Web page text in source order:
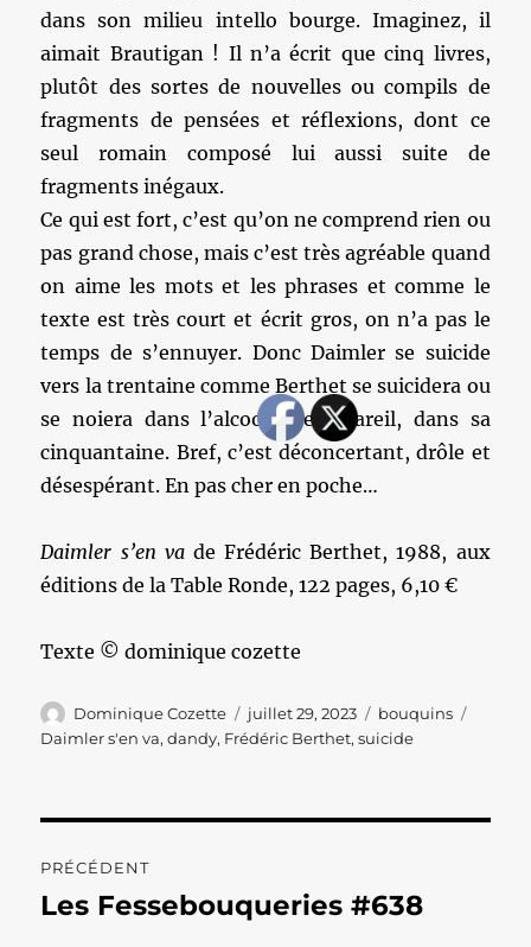
dans son milieu intello bourge. Imaginez, il
aimait Brautigan ! Il n’a écrit que cinq livres,
plutôt des sortes de nouvelles ou compils de
fragments de pensées et réflexions, dont ce
seul romain composé lui aussi suite de
fragments inégaux.
Ce qui est fort, c’est qu’on ne comprend rien ou
pas grand chose, mais c’est très agréable quand
on aime les mots et les phrases et comme le
texte est très court et écrit gros, on n’a pas le
temps de s’ennuyer. Donc Daimler se suicide
vers la trentaine comme Berthet se suicidera ou
se noiera dans l’alcool, c’est pareil, dans sa
cinquantaine. Bref, c’est déconcertant, drôle et
désespérant. En pas cher en poche…
Daimler s’en vade Frédéric Berthet, 1988, aux
éditions de la Table Ronde, 122 pages, 6,10 €
Texte © dominique cozette
Auteur
Dominique Cozette
Publié
le
juillet 29, 2023 Catégories
bouquins
Daimler s'en va,dandy, Frédéric Berthet,suicide
de
PRÉCÉDENT
Publication
Les Fessebouqueries #638